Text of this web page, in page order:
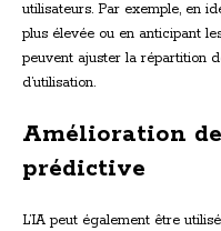
utilisateurs. Par exemple, en
plus élevée ou en anticipant
peuvent ajuster la répartition
d’utilisation.
Amélioration
prédictive
L’IA peut également être